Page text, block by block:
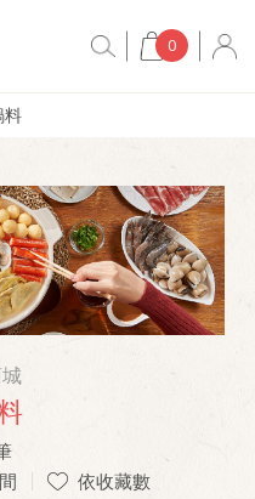
0
料
依收藏數